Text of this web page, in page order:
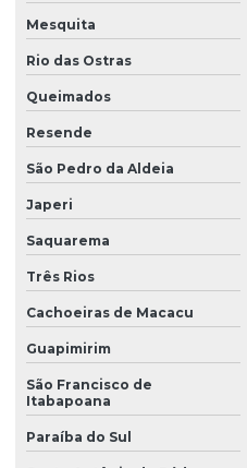
Ensaios laboratoriais de solos
Estudo de erosão
Estudo de solos
Gestão de áreas contaminadas
Investigação ambiental
Investigação ambiental
Investigação ambiental
Investigação confirmatória
Investigação confirmatória de
Investigação de passivo ambiental
Laudo de sondagem de solo
Mesquita
Rio das Ostras
Queimados
Resende
São Pedro da Aldeia
Japeri
Saquarema
Três Rios
Cachoeiras de Macacu
Guapimirim
São Francisco de
Itabapoana
Paraíba do Sul